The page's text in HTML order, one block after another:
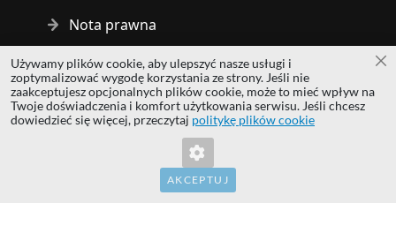
Nota prawna
Copyright © 2014 - 2026 MS Development | All rights reserved
| All logos and trademarks are properties of their respective
owners.
Używamy plików cookie, aby ulepszyć nasze usługi i
zoptymalizować wygodę korzystania ze strony. Jeśli nie
zaakceptujesz opcjonalnych plików cookie, może to mieć wpływ na
Twoje doświadczenia i komfort użytkowania serwisu. Jeśli chcesz
dowiedzieć się więcej, przeczytaj politykę plików cookie
AKCEPTUJ